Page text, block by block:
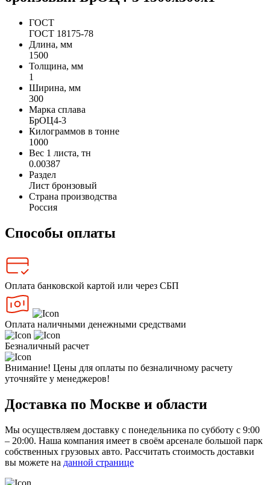
ГОСТ
ГОСТ 18175-78
Длина, мм
1500
Толщина, мм
1
Ширина, мм
300
Марка сплава
БрОЦ4-3
Килограммов в тонне
1000
Вес 1 листа, тн
0.00387
Раздел
Лист бронзовый
Страна производства
Россия
Способы оплаты
Оплата банковской картой или через СБП
Оплата наличными денежными средствами
Безналичный расчет
Внимание! Цены для оплаты по безналичному расчету
уточняйте у менеджеров!
Доставка по Москве и области
Мы осуществляем доставку с понедельника по субботу с 9:00
– 20:00. Наша компания имеет в своём арсенале большой парк
собственных грузовых авто. Рассчитать стоимость доставки
вы можете на данной странице